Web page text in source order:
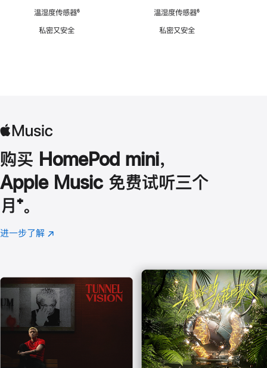
温湿度传感器脚
⁶
私密又安全
温湿度传感器脚
⁶
私密又安全
购买 HomePod mini，
Apple Music 免费试听三个
月 脚
注
⁺。
进一步了解 Apple
(在
口
中
打
开)